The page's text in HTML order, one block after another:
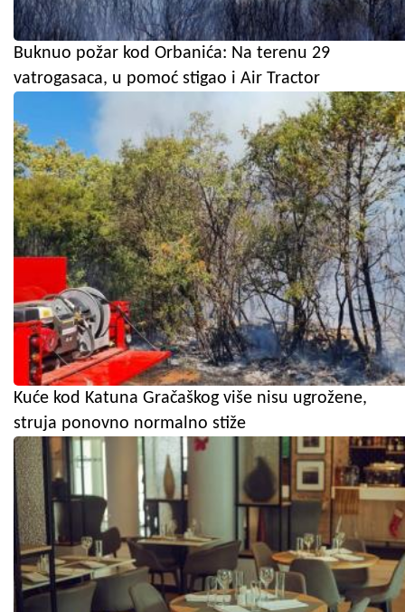
Buknuo požar kod Orbanića: Na terenu 29
vatrogasaca, u pomoć stigao i Air Tractor
Kuće kod Katuna Gračaškog više nisu ugrožene,
struja ponovno normalno stiže